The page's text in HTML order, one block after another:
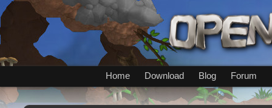
Home Download Blog Forum